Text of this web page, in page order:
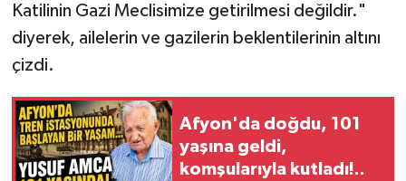
Katilinin Gazi Meclisimize getirilmesi değildir."
diyerek, ailelerin ve gazilerin beklentilerinin altını
çizdi.
Afyon'da doğdu, 101
yaşına geldi,
komşularıyla kutladı!..